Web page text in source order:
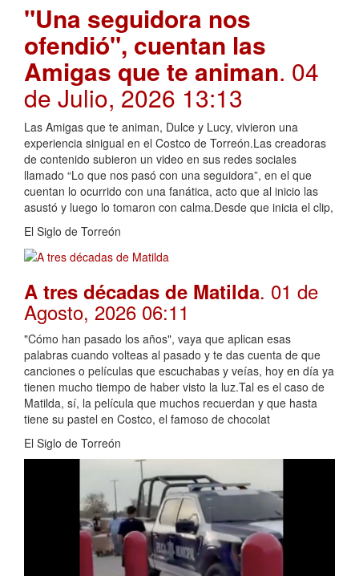
"Una seguidora nos
ofendió", cuentan las
Amigas que te animan. 04
de Julio, 2026 13:13
Las Amigas que te animan, Dulce y Lucy, vivieron una
experiencia sinigual en el Costco de Torreón.Las creadoras
de contenido subieron un video en sus redes sociales
llamado “Lo que nos pasó con una seguidora”, en el que
cuentan lo ocurrido con una fanática, acto que al inicio las
asustó y luego lo tomaron con calma.Desde que inicia el clip,
El Siglo de Torreón
A tres décadas de Matilda. 01 de
Agosto, 2026 06:11
"Cómo han pasado los años", vaya que aplican esas
palabras cuando volteas al pasado y te das cuenta de que
canciones o películas que escuchabas y veías, hoy en día ya
tienen mucho tiempo de haber visto la luz.Tal es el caso de
Matilda, sí, la película que muchos recuerdan y que hasta
tiene su pastel en Costco, el famoso de chocolat
El Siglo de Torreón